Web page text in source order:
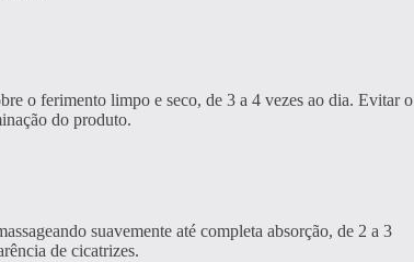
o ferimento limpo e seco, de 3 a 4 vezes ao dia. Evitar o
do produto.
suavemente até completa absorção, de 2 a 3
de cicatrizes.